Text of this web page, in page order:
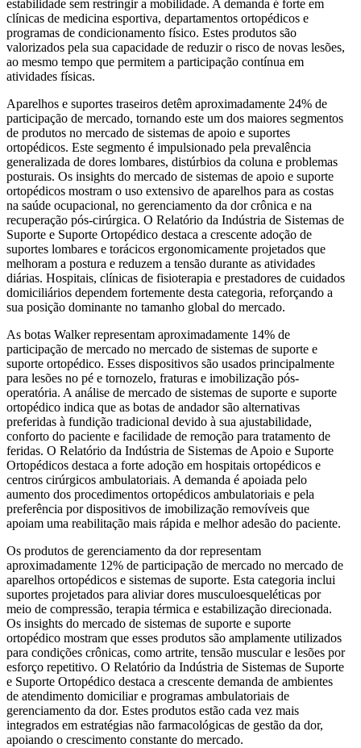
estabilidade sem restringir a mobilidade. A demanda é forte em
clínicas de medicina esportiva, departamentos ortopédicos e
programas de condicionamento físico. Estes produtos são
valorizados pela sua capacidade de reduzir o risco de novas lesões,
ao mesmo tempo que permitem a participação contínua em
atividades físicas.
Aparelhos e suportes traseiros detêm aproximadamente 24% de
participação de mercado, tornando este um dos maiores segmentos
de produtos no mercado de sistemas de apoio e suportes
ortopédicos. Este segmento é impulsionado pela prevalência
generalizada de dores lombares, distúrbios da coluna e problemas
posturais. Os insights do mercado de sistemas de apoio e suporte
ortopédicos mostram o uso extensivo de aparelhos para as costas
na saúde ocupacional, no gerenciamento da dor crônica e na
recuperação pós-cirúrgica. O Relatório da Indústria de Sistemas de
Suporte e Suporte Ortopédico destaca a crescente adoção de
suportes lombares e torácicos ergonomicamente projetados que
melhoram a postura e reduzem a tensão durante as atividades
diárias. Hospitais, clínicas de fisioterapia e prestadores de cuidados
domiciliários dependem fortemente desta categoria, reforçando a
sua posição dominante no tamanho global do mercado.
As botas Walker representam aproximadamente 14% de
participação de mercado no mercado de sistemas de suporte e
suporte ortopédico. Esses dispositivos são usados ​​principalmente
para lesões no pé e tornozelo, fraturas e imobilização pós-
operatória. A análise de mercado de sistemas de suporte e suporte
ortopédico indica que as botas de andador são alternativas
preferidas à fundição tradicional devido à sua ajustabilidade,
conforto do paciente e facilidade de remoção para tratamento de
feridas. O Relatório da Indústria de Sistemas de Apoio e Suporte
Ortopédicos destaca a forte adoção em hospitais ortopédicos e
centros cirúrgicos ambulatoriais. A demanda é apoiada pelo
aumento dos procedimentos ortopédicos ambulatoriais e pela
preferência por dispositivos de imobilização removíveis que
apoiam uma reabilitação mais rápida e melhor adesão do paciente.
Os produtos de gerenciamento da dor representam
aproximadamente 12% de participação de mercado no mercado de
aparelhos ortopédicos e sistemas de suporte. Esta categoria inclui
suportes projetados para aliviar dores musculoesqueléticas por
meio de compressão, terapia térmica e estabilização direcionada.
Os insights do mercado de sistemas de suporte e suporte
ortopédico mostram que esses produtos são amplamente utilizados
para condições crônicas, como artrite, tensão muscular e lesões por
esforço repetitivo. O Relatório da Indústria de Sistemas de Suporte
e Suporte Ortopédico destaca a crescente demanda de ambientes
de atendimento domiciliar e programas ambulatoriais de
gerenciamento da dor. Estes produtos estão cada vez mais
integrados em estratégias não farmacológicas de gestão da dor,
apoiando o crescimento constante do mercado.